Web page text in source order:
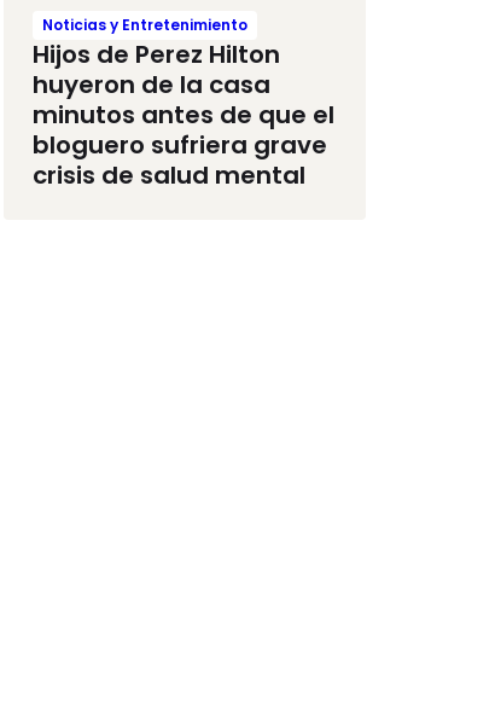
Noticias y Entretenimiento
Hijos de Perez Hilton
huyeron de la casa
minutos antes de que el
bloguero sufriera grave
crisis de salud mental